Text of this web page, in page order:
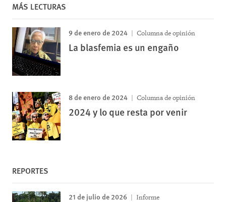
MÁS LECTURAS
9 de enero de 2024 Columna de opinión
La blasfemia es un engaño
8 de enero de 2024 Columna de opinión
2024 y lo que resta por venir
REPORTES
21 de julio de 2026 Informe